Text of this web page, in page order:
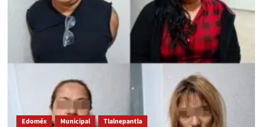
Edoméx Municipal Tlalnepantla